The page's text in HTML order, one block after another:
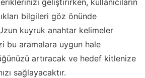
bilgileri göz önünde
kuyruk anahtar kelimeler
bu aramalara uygun hale
artıracak ve hedef kitlenize
sağlayacaktır.